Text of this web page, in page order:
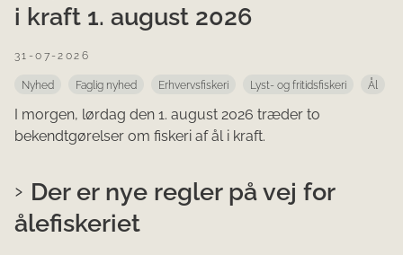
i kraft 1. august 2026
31-07-2026
Nyhed Faglig nyhed Erhvervsfiskeri Lyst- og fritidsfiskeri Ål
I morgen, lørdag den 1. august 2026 træder to
bekendtgørelser om fiskeri af ål i kraft.
Der er nye regler på vej for
ålefiskeriet